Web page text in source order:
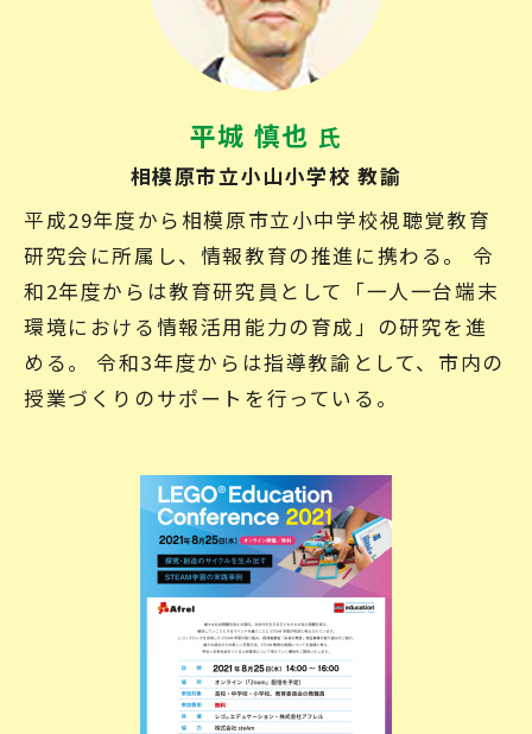
平城 慎也 氏
相模原市立小山小学校 教諭
平成29年度から相模原市立小中学校視聴覚教育
研究会に所属し、情報教育の推進に携わる。 令
和2年度からは教育研究員として「一人一台端末
環境における情報活用能力の育成」の研究を進
める。 令和3年度からは指導教諭として、市内の
授業づくりのサポートを行っている。